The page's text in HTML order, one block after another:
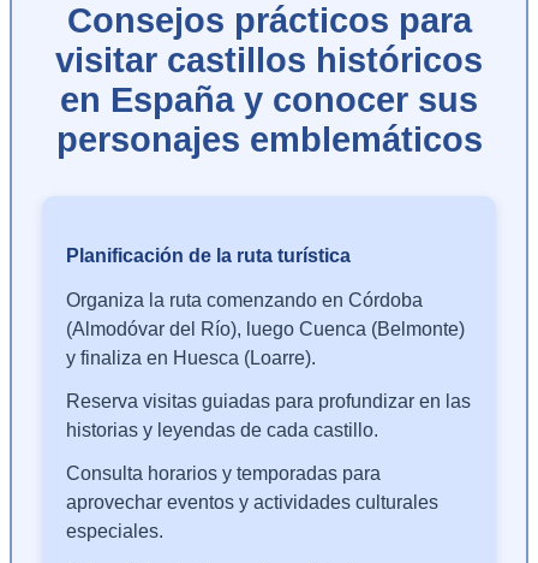
Consejos prácticos para
visitar castillos históricos
en España y conocer sus
personajes emblemáticos
Planificación de la ruta turística
Organiza la ruta comenzando en Córdoba
(Almodóvar del Río), luego Cuenca (Belmonte)
y finaliza en Huesca (Loarre).
Reserva visitas guiadas para profundizar en las
historias y leyendas de cada castillo.
Consulta horarios y temporadas para
aprovechar eventos y actividades culturales
especiales.